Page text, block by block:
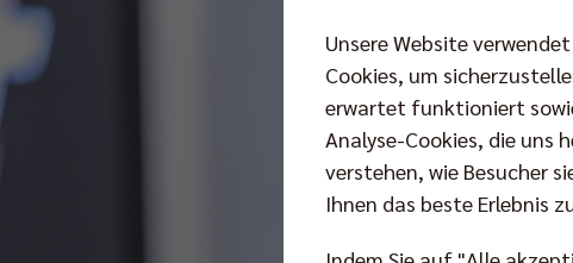
Unsere Website
Cookies, um
erwartet funktioniert
Analyse-Cookies, die uns
verstehen, wie Besucher
Ihnen das beste Erlebnis